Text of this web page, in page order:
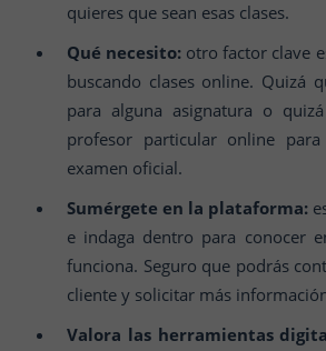
quieres que sean esas clases.
Qué necesito: otro factor clave
buscando clases online. Quizá
para alguna asignatura o
profesor particular online
examen oficial.
Sumérgete en la plataforma:
e indaga dentro para conocer
funciona. Seguro que podrás
cliente y solicitar más
Valora las herramientas